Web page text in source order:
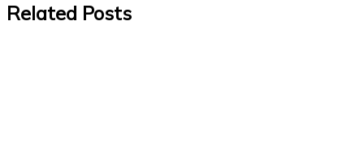
Related Posts